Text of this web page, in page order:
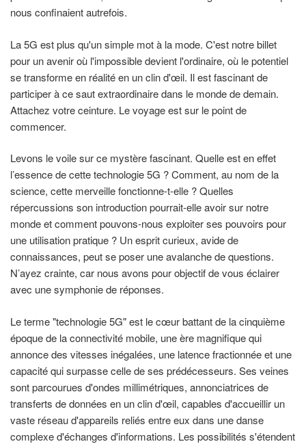
nous confinaient autrefois.
La 5G est plus qu'un simple mot à la mode. C'est notre billet
pour un avenir où l'impossible devient l'ordinaire, où le potentiel
se transforme en réalité en un clin d'œil. Il est fascinant de
participer à ce saut extraordinaire dans le monde de demain.
Attachez votre ceinture. Le voyage est sur le point de
commencer.
Levons le voile sur ce mystère fascinant. Quelle est en effet
l’essence de cette technologie 5G ? Comment, au nom de la
science, cette merveille fonctionne-t-elle ? Quelles
répercussions son introduction pourrait-elle avoir sur notre
monde et comment pouvons-nous exploiter ses pouvoirs pour
une utilisation pratique ? Un esprit curieux, avide de
connaissances, peut se poser une avalanche de questions.
N’ayez crainte, car nous avons pour objectif de vous éclairer
avec une symphonie de réponses.
Le terme "technologie 5G" est le cœur battant de la cinquième
époque de la connectivité mobile, une ère magnifique qui
annonce des vitesses inégalées, une latence fractionnée et une
capacité qui surpasse celle de ses prédécesseurs. Ses veines
sont parcourues d'ondes millimétriques, annonciatrices de
transferts de données en un clin d'œil, capables d'accueillir un
vaste réseau d'appareils reliés entre eux dans une danse
complexe d'échanges d'informations. Les possibilités s'étendent